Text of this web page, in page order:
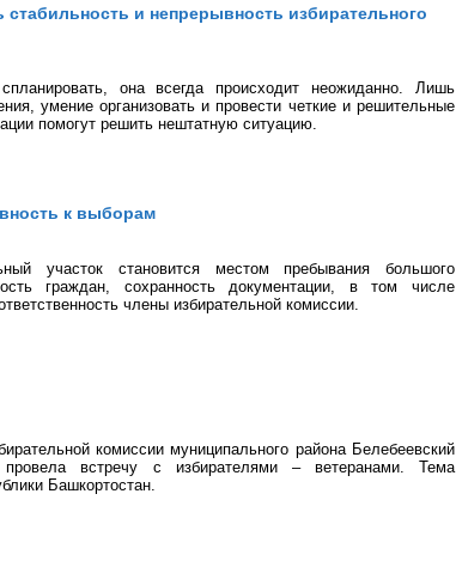
стабильность и непрерывность избирательного
она всегда происходит неожиданно. Лишь
умение организовать и провести четкие и решительные
помогут решить нештатную ситуацию.
к выборам
участок становится местом пребывания большого
граждан, сохранность документации, в том числе
члены избирательной комиссии.
комиссии муниципального района Белебеевский
встречу с избирателями – ветеранами. Тема
Башкортостан.